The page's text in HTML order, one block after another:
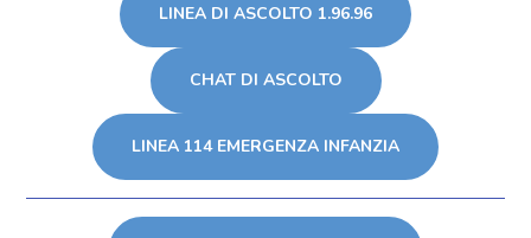
LINEA DI ASCOLTO 1.96.96
CHAT DI ASCOLTO
LINEA 114 EMERGENZA INFANZIA